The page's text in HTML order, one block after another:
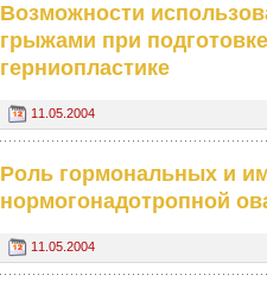
Возможности
грыжами при
герниопластике
11.05.2004
Роль гормональных и
нормогонадотропной
11.05.2004